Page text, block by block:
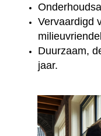
Vervaardigd
Duurzaam,
jaar.